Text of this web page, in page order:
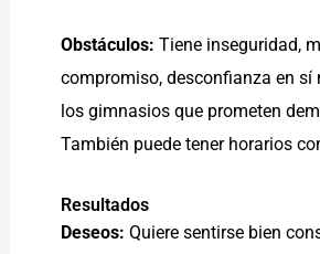
Obstáculos: Tiene inseguridad,
compromiso, desconfianza en sí
los gimnasios que prometen
También puede tener horarios
Resultados
Deseos: Quiere sentirse bien